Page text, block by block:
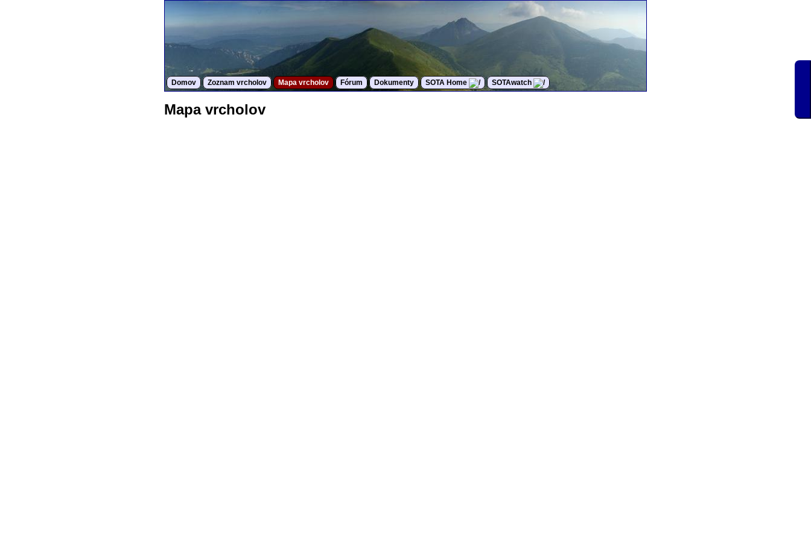
Domov Zoznam vrcholov Mapa vrcholov Fórum Dokumenty SOTA Home SOTAwatch
Mapa vrcholov